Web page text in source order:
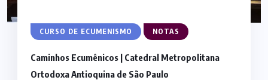
CURSO DE ECUMENISMO NOTAS
Caminhos Ecumênicos | Catedral Metropolitana
Ortodoxa Antioquina de São Paulo